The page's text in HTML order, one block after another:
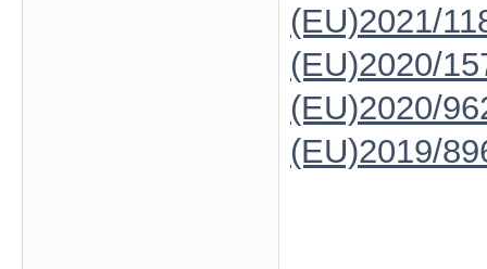
(EU)2021/
(EU)2020/
(EU)2020/
(EU)2019/